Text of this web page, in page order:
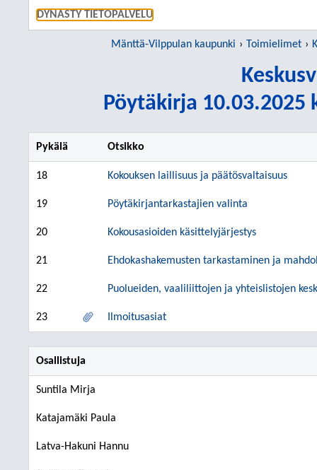
DYNASTY TIETOPALVELU
Mänttä-Vilppulan kaupunki Toimielimet
Pöytäkirja 10.03.2025
Pykälä Otsikko
18 Kokouksen laillisuus ja päätösvaltaisuus
19 Pöytäkirjantarkastajien valinta
20 Kokousasioiden käsittelyjärjestys
21 Ehdokashakemusten tarkastaminen ja
22 Puolueiden, vaaliliittojen ja yhteislistojen
23 Ilmoitusasiat
Osallistuja
Suntila Mirja
Katajamäki Paula
Latva-Hakuni Hannu